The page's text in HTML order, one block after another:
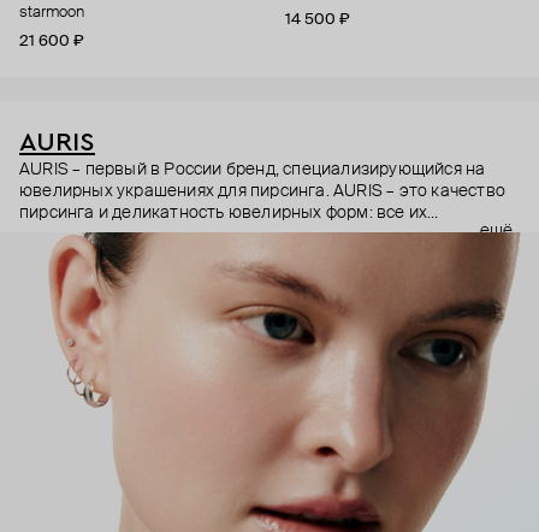
starmoon
21 600 ₽
14 500 ₽
AURIS
AURIS – первый в России бренд, специализирующийся на
ювелирных украшениях для пирсинга. AURIS – это качество
пирсинга и деликатность ювелирных форм: все их
украшения ручной работы. В процессе создания участвуют
как профессиональные пирсеры (они отвечают за
безопасность и эргономичность пирсинга), так и ювелирные
стилисты (благодаря им дизайн соответствует трендам, а
украшения легко сочетаются между собой).
Украшения AURIS – для тех, кто открыто выражает себя, но
делает это интеллигентно и по-взрослому.
ещё